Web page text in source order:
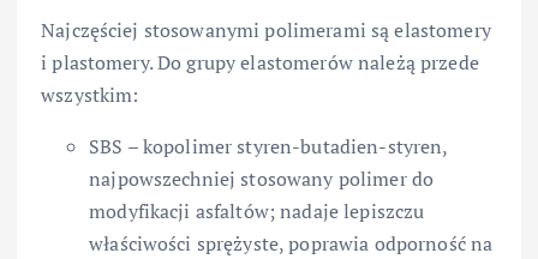
Najczęściej stosowanymi polimerami są elastomery
i plastomery. Do grupy elastomerów należą przede
wszystkim:
SBS – kopolimer styren-butadien-styren,
najpowszechniej stosowany polimer do
modyfikacji asfaltów; nadaje lepiszczu
właściwości sprężyste, poprawia odporność na